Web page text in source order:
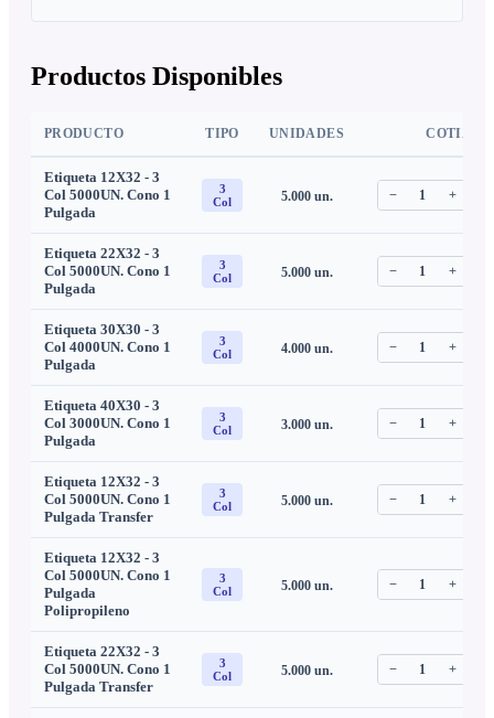
Productos Disponibles
PRODUCTO TIPO UNIDADES COTIZAR
Etiqueta 12X32 - 3
Col 5000UN. Cono 1
Pulgada
3
Col
5.000un. − 1 +
Etiqueta 22X32 - 3
Col 5000UN. Cono 1
Pulgada
3
Col
5.000un. − 1 +
Etiqueta 30X30 - 3
Col 4000UN. Cono 1
Pulgada
3
Col
4.000un. − 1 +
Etiqueta 40X30 - 3
Col 3000UN. Cono 1
Pulgada
3
Col
3.000un. − 1 +
Etiqueta 12X32 - 3
Col 5000UN. Cono 1
Pulgada Transfer
3
Col
5.000un. − 1 +
Etiqueta 12X32 - 3
Col 5000UN. Cono 1
Pulgada
Polipropileno
3
Col
5.000un. − 1 +
Etiqueta 22X32 - 3
Col 5000UN. Cono 1
Pulgada Transfer
3
Col
5.000un. − 1 +